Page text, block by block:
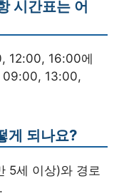
시간표는 어
12:00, 16:00에
09:00, 13:00,
게 되나요?
5세 이상)와 경로